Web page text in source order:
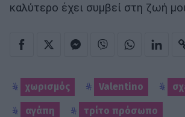
καλύτερο έχει συμβεί στη ζωή
χωρισμός Valentino
αγάπη τρίτο πρόσωπο